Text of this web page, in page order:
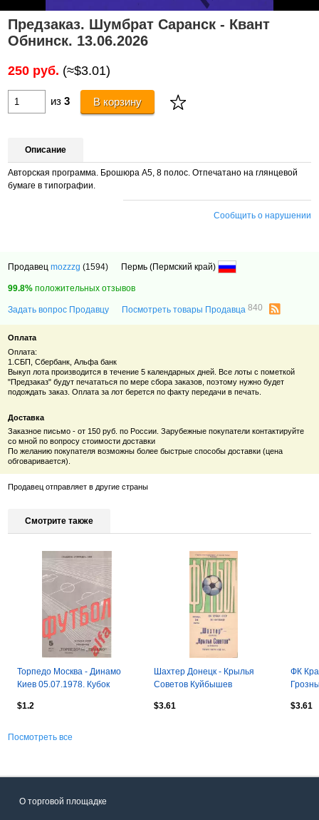
Предзаказ. Шумбрат Саранск - Квант
Обнинск. 13.06.2026
250 руб. (≈$3.01)
из 3 В корзину
Описание
Авторская программа. Брошюра А5, 8 полос. Отпечатано на глянцевой
бумаге в типографии.
Сообщить о нарушении
Продавецmozzzg (1594) Пермь (Пермский край)
99.8% положительных отзывов
Задать вопрос Продавцу Посмотреть товары Продавца840
Оплата
Оплата:
1.СБП, Сбербанк, Альфа банк
Выкуп лота производится в течение 5 календарных дней. Все лоты с пометкой
"Предзаказ" будут печататься по мере сбора заказов, поэтому нужно будет
подождать заказ. Оплата за лот берется по факту передачи в печать.
Доставка
Заказное письмо - от 150 руб. по России. Зарубежные покупатели контактируйте
со мной по вопросу стоимости доставки
По желанию покупателя возможны более быстрые способы доставки (цена
обговаривается).
Продавец отправляет в другие страны
Смотрите также
Торпедо Москва - Динамо
Киев 05.07.1978. Кубок
$1.2
Шахтер Донецк - Крылья
Советов Куйбышев
Выпуск Донецка.
$3.61
ФК
$3.61
Посмотреть все
О торговой площадке